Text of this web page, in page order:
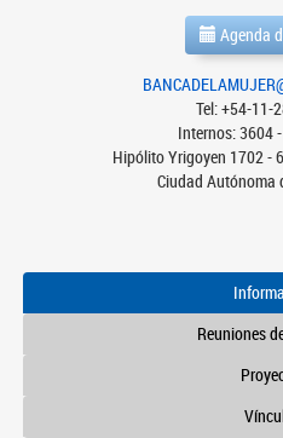
Agenda
Tel: +54-11-
Internos: 3604
Hipólito Yrigoyen 1702 -
Ciudad Autónoma
Reuniones